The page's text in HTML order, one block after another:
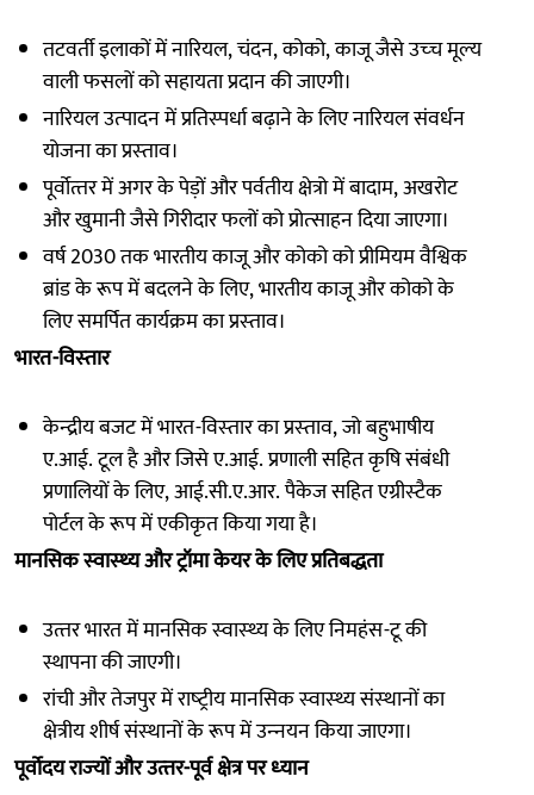
तटवर्ती इलाकों में नारियल, चंदन, कोको, काजू जैसे उच्‍च मूल्‍य
वाली फसलों को सहायता प्रदान की जाएगी।
नारियल उत्‍पादन में प्रतिस्‍पर्धा बढ़ाने के लिए नारियल संवर्धन
योजना का प्रस्‍ताव।
पूर्वोत्‍तर में अगर के पेड़ों और पर्वतीय क्षेत्रो में बादाम, अखरोट
और खुमानी जैसे गिरीदार फलों को प्रोत्‍साहन दिया जाएगा।
वर्ष 2030 तक भारतीय काजू और कोको को प्रीमियम वैश्विक
ब्रांड के रूप में बदलने के लिए, भारतीय काजू और कोको के
लिए समर्पित कार्यक्रम का प्रस्‍ताव।
भारत-विस्‍तार
केन्‍द्रीय बजट में भारत-विस्‍तार का प्रस्‍ताव, जो बहुभाषीय
ए.आई. टूल है और जिसे ए.आई. प्रणाली सहित कृषि संबंधी
प्रणालियों के लिए, आई.सी.ए.आर. पैकेज सहित एग्रीस्‍टैक
पोर्टल के रूप में एकीकृत किया गया है।
मानसिक स्‍वास्‍थ्‍य और ट्रॉमा केयर के लिए प्रतिबद्धता
उत्‍तर भारत में मानसिक स्‍वास्‍थ्‍य के लिए निमहंस-टू की
स्थापना की जाएगी।
रांची और तेजपुर में राष्‍ट्रीय मानसिक स्‍वास्‍थ्‍य संस्‍थानों का
क्षेत्रीय शीर्ष संस्‍थानों के रूप में उन्‍नयन किया जाएगा।
पूर्वोदय राज्‍यों और उत्‍तर-पूर्व क्षेत्र पर ध्‍यान